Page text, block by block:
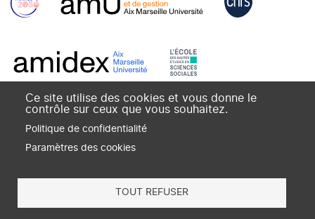
Ce site utilise des cookies et vous donne le
contrôle sur ceux que vous souhaitez.
Politique de confidentialité
Paramètres des cookies
TOUT REFUSER